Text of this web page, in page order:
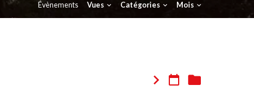
Évènements Vues Catégories Mois